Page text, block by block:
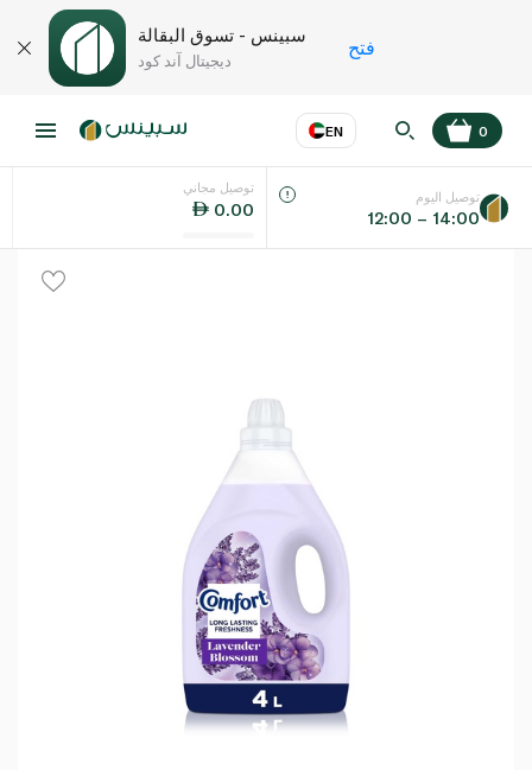
سبينس - تسوق البقالة
ديجيتال آند كود
فتح
EN
اللغة عر
0
توصيل مجاني
0.00
توصيل اليوم
12:00 – 14:00